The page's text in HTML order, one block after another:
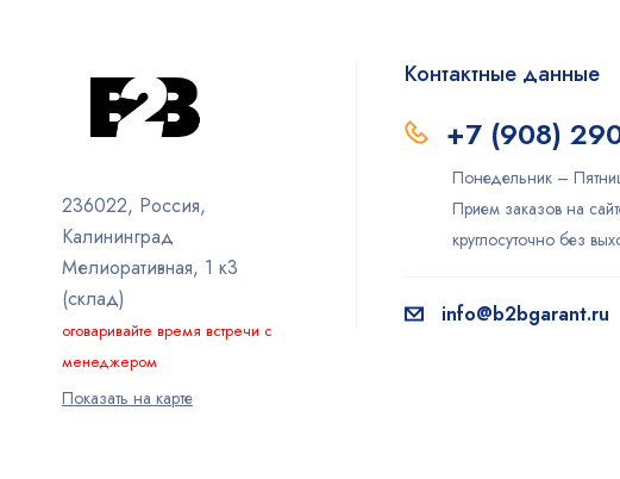
236022, Россия,
Калининград
Мелиоративная, 1 к3
(склад)
оговаривайте время встречи с
менеджером
Показать на карте
Контактные данные
+7 (908)
Понедельник –
Прием заказов на
круглосуточно без
info@b2bgarant.ru